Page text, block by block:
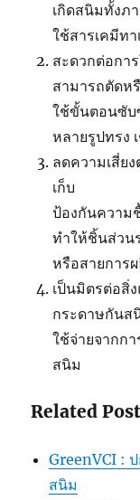
เกิดสนิมทั้งภ
ใช้สารเคมีทา
สะดวกต่อกา
สามารถตัดห
ใช้ขั้นตอนซับ
หลายรูปทรง
ลดความเสี่ย
เก็บ
ป้องกันความ
ทำให้ชิ้นส่วน
หรือสายการ
เป็นมิตรต่อสิ่
กระดาษกันส
ใช้จ่ายจากก
สนิม
Related
GreenVCI :
สนิม